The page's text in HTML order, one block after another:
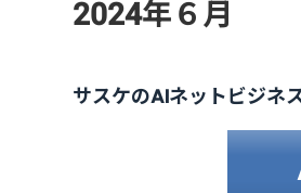
2024年６月
サスケのAIネットビジネ